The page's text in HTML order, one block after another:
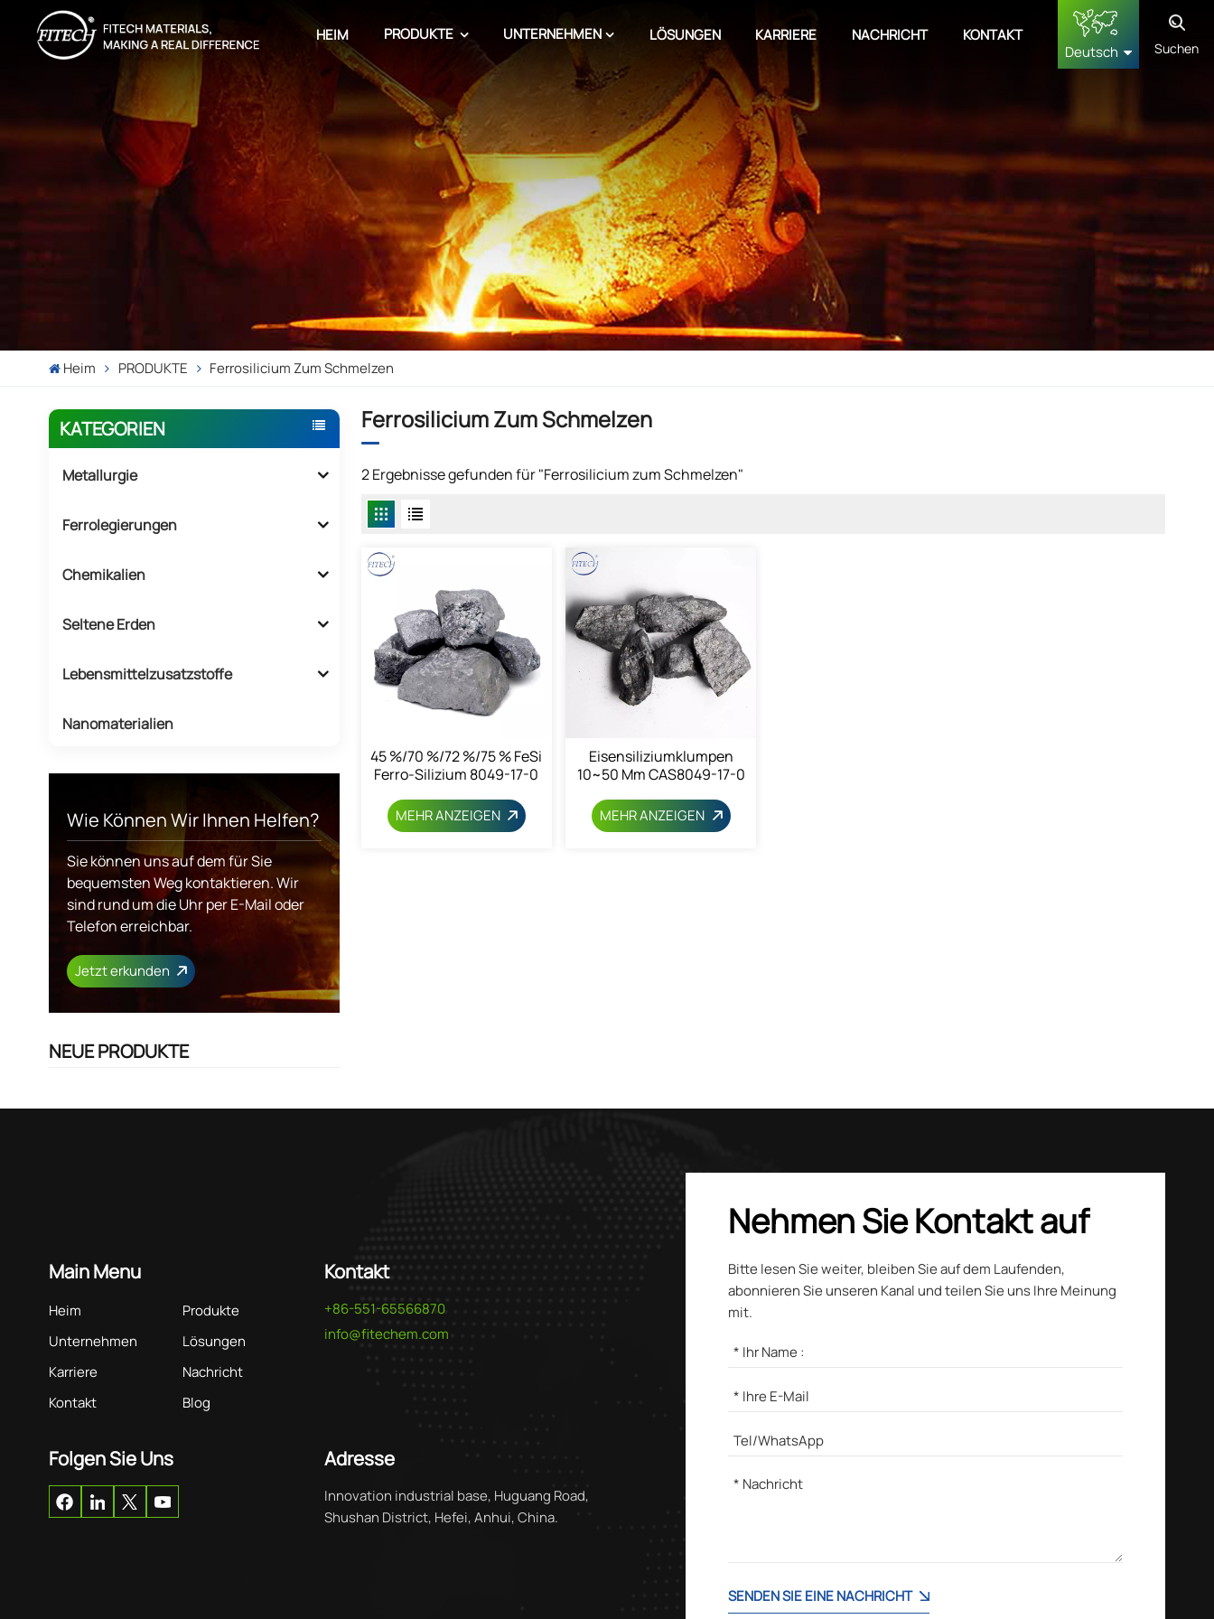
HEIM PRODUKTE UNTERNEHMEN LÖSUNGEN KARRIERE NACHRICHT
KONTAKT
Deutsch
français
Deutsch
русский
Suchen
Heim PRODUKTE Ferrosilicium Zum Schmelzen
KATEGORIEN
Metallurgie
Ferrolegierungen
Chemikalien
Seltene Erden
Lebensmittelzusatzstoffe
Nanomaterialien
Wie Können Wir Ihnen Helfen?
Sie können uns auf dem für Sie
bequemsten Weg kontaktieren. Wir
sind rund um die Uhr per E-Mail oder
Telefon erreichbar.
Jetzt erkunden
NEUE PRODUKTE
Ferrosilicium Zum Schmelzen
2 Ergebnisse gefunden für "Ferrosilicium zum Schmelzen"
45 %/70 %/72 %/75 % FeSi
Ferro-Silizium 8049-17-0
MEHR ANZEIGEN
Eisensiliziumklumpen
10~50 Mm CAS8049-17-0
MEHR ANZEIGEN
Main Menu
Heim
Produkte
Unternehmen
Lösungen
Karriere
Nachricht
Kontakt
Blog
Kontakt
+86-551-65566870
info@fitechem.com
Folgen Sie Uns Adresse
Innovation industrial base, Huguang Road,
Shushan District, Hefei, Anhui, China.
Nehmen Sie Kontakt auf
Bitte lesen Sie weiter, bleiben Sie auf dem Laufenden,
abonnieren Sie unseren Kanal und teilen Sie uns Ihre Meinung
mit.
SENDEN SIE EINE NACHRICHT